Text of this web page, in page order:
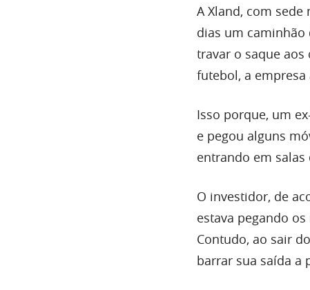
A Xland, com
dias um caminhão
travar o saque aos
futebol, a
Isso porque, um
e pegou alguns
entrando em salas
O investidor, de
estava pegando
Contudo, ao sair
barrar sua saída a